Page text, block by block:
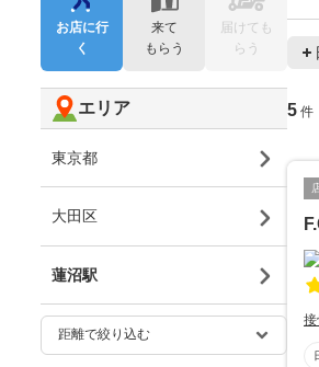
5 件
お店に行
く
来て
もらう
届けても
らう
エリア
東京都
大田区
蓮沼駅